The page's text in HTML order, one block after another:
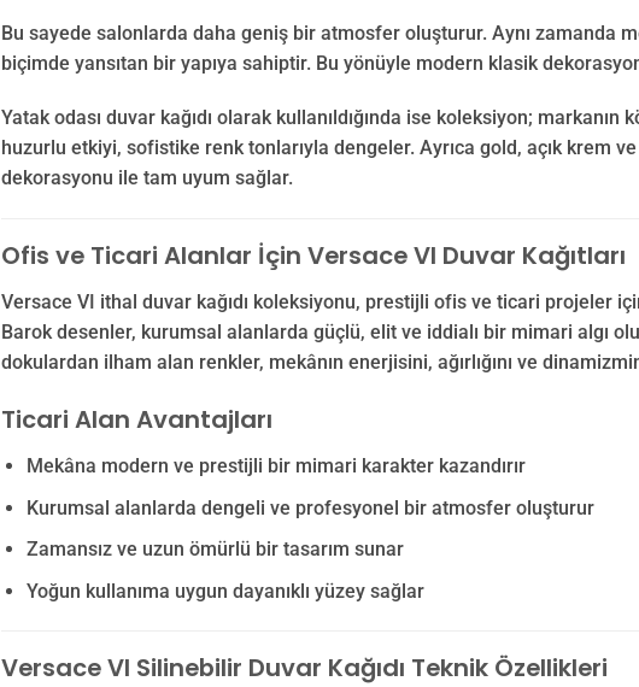
Bu sayede salonlarda daha geniş bir atmosfer oluşturur. Aynı zamanda
biçimde yansıtan bir yapıya sahiptir. Bu yönüyle modern klasik
Yatak odası duvar kağıdı olarak kullanıldığında ise koleksiyon;
huzurlu etkiyi, sofistike renk tonlarıyla dengeler. Ayrıca gold, açık krem
dekorasyonu ile tam uyum sağlar.
Ofis ve Ticari Alanlar İçin Versace VI Duvar Kağıtları
Versace VI ithal duvar kağıdı koleksiyonu, prestijli ofis ve ticari projeler
Barok desenler, kurumsal alanlarda güçlü, elit ve iddialı bir mimari algı
dokulardan ilham alan renkler, mekânın enerjisini, ağırlığını ve
Ticari Alan Avantajları
Mekâna modern ve prestijli bir mimari karakter kazandırır
Kurumsal alanlarda dengeli ve profesyonel bir atmosfer oluşturur
Zamansız ve uzun ömürlü bir tasarım sunar
Yoğun kullanıma uygun dayanıklı yüzey sağlar
Versace VI Silinebilir Duvar Kağıdı Teknik Özellikleri